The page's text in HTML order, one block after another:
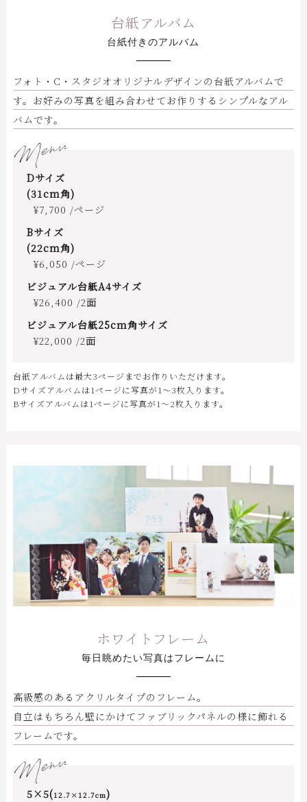
台紙アルバム
台紙付きのアルバム
フォト・C・スタジオオリジナルデザインの台紙アルバムで
す。お好みの写真を組み合わせてお作りするシンプルなアル
バムです。
Menu
Dサイズ
(31cm角)
¥7,700 /ページ
Bサイズ
(22cm角)
¥6,050 /ページ
ビジュアル台紙A4サイズ
¥26,400 /2面
ビジュアル台紙25cm角サイズ
¥22,000 /2面
台紙アルバムは最大3ページまでお作りいただけます。
Dサイズアルバムは1ページに写真が1～3枚入ります。
Bサイズアルバムは1ページに写真が1～2枚入ります。
ホワイトフレーム
毎日眺めたい写真はフレームに
高級感のあるアクリルタイプのフレーム。
自立はもちろん壁にかけてファブリックパネルの様に飾れる
フレームです。
Menu
5×5(12.7×12.7cm)